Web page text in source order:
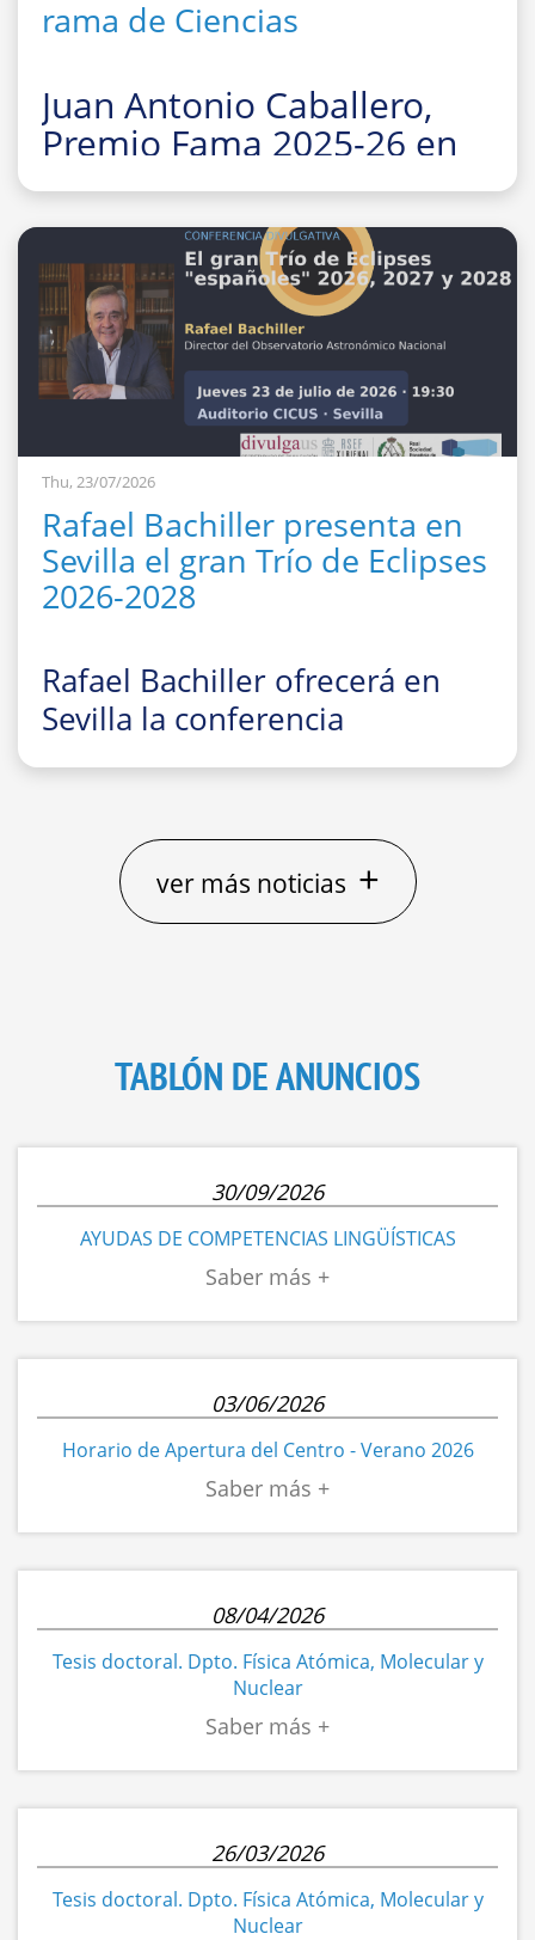
rama de Ciencias
Juan Antonio Caballero,
Premio Fama 2025-26 en
la rama de Ciencias
La Facultad de Fí
Thu, 23/07/2026
Rafael Bachiller presenta en
Sevilla el gran Trío de Eclipses
2026-2028
Rafael Bachiller ofrecerá en
Sevilla la conferencia
divulgativa“El gran Trío de
y 2028: cómo, dónde y cuándo
observarlos”ver más noticias +
TABLÓN DE ANUNCIOS
30/09/2026
AYUDAS DE COMPETENCIAS LINGÜÍSTICAS
03/06/2026
Horario de Apertura del Centro - Verano 2026
08/04/2026
Tesis doctoral. Dpto. Física Atómica, Molecular y
Nuclear
26/03/2026
Tesis doctoral. Dpto. Física Atómica, Molecular y
Nuclear